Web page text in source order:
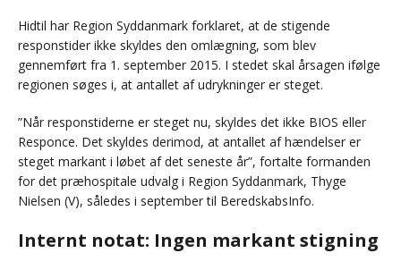
Hidtil har Region Syddanmark forklaret, at de stigende
responstider ikke skyldes den omlægning, som blev
gennemført fra 1. september 2015. I stedet skal årsagen ifølge
regionen søges i, at antallet af udrykninger er steget.
”Når responstiderne er steget nu, skyldes det ikke BIOS eller
Responce. Det skyldes derimod, at antallet af hændelser er
steget markant i løbet af det seneste år”, fortalte formanden
for det præhospitale udvalg i Region Syddanmark, Thyge
Nielsen (V), således i september til BeredskabsInfo.
Internt notat: Ingen markant stigning